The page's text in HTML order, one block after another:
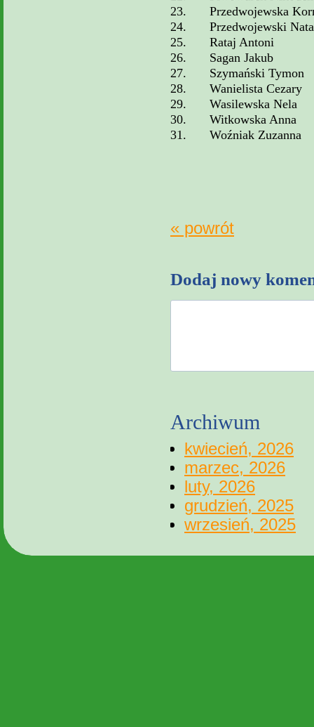
23.
Przedwojewska
24.
Przedwojewski
25.
Rataj Antoni
26.
Sagan Jakub
27.
Szymański Tymon
28.
Wanielista Cezary
29.
Wasilewska Nela
30.
Witkowska Anna
31.
Woźniak Zuzanna
« powrót
Dodaj nowy
Archiwum
kwiecień, 2026
marzec, 2026
luty, 2026
grudzień, 2025
wrzesień, 2025